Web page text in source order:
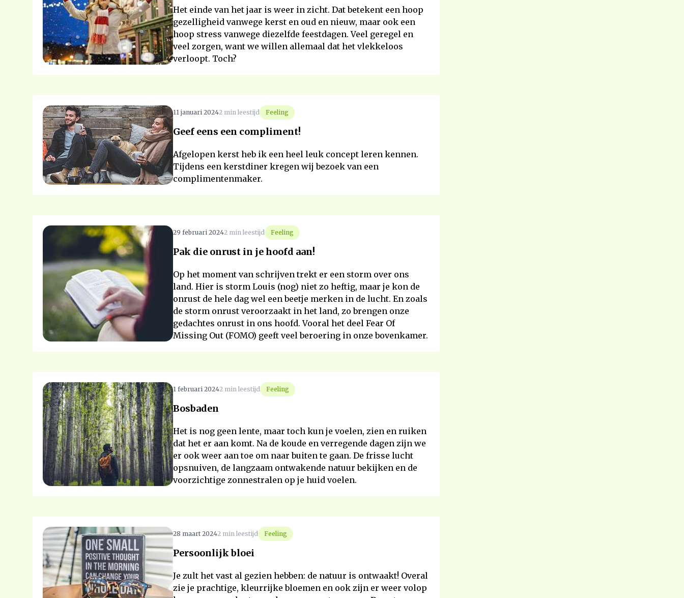
Het einde van het jaar is weer in zicht. Dat betekent een hoop
gezelligheid vanwege kerst en oud en nieuw, maar ook een
hoop stress vanwege diezelfde feestdagen. Veel geregel en
veel zorgen, want we willen allemaal dat het vlekkeloos
verloopt. Toch?
11 januari 20242 min leestijd Feeling
Geef eens een compliment!
Afgelopen kerst heb ik een heel leuk concept leren kennen.
Tijdens een kerstdiner kregen wij bezoek van een
complimentenmaker.
29 februari 20242 min leestijd Feeling
Pak die onrust in je hoofd aan!
Op het moment van schrijven trekt er een storm over ons
land. Hier is storm Louis (nog) niet zo heftig, maar je kon de
onrust de hele dag wel een beetje merken in de lucht. En zoals
de storm onrust veroorzaakt in het land, zo brengen onze
gedachtes onrust in ons hoofd. Vooral het deel Fear Of
Missing Out (FOMO) geeft veel beroering in onze bovenkamer.
1 februari 20242 min leestijd Feeling
Bosbaden
Het is nog geen lente, maar toch kun je voelen, zien en ruiken
dat het er aan komt. Na de koude en verregende dagen zijn we
er ook weer aan toe om naar buiten te gaan. De frisse lucht
opsnuiven, de langzaam ontwakende natuur bekijken en de
voorzichtige zonnestralen op je huid voelen.
28 maart 20242 min leestijd Feeling
Persoonlijk bloei
Je zult het vast al gezien hebben: de natuur is ontwaakt! Overal
zie je prachtige, kleurrijke bloemen en ook zijn er weer volop